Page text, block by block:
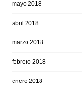
mayo 2018
abril 2018
marzo 2018
febrero 2018
enero 2018